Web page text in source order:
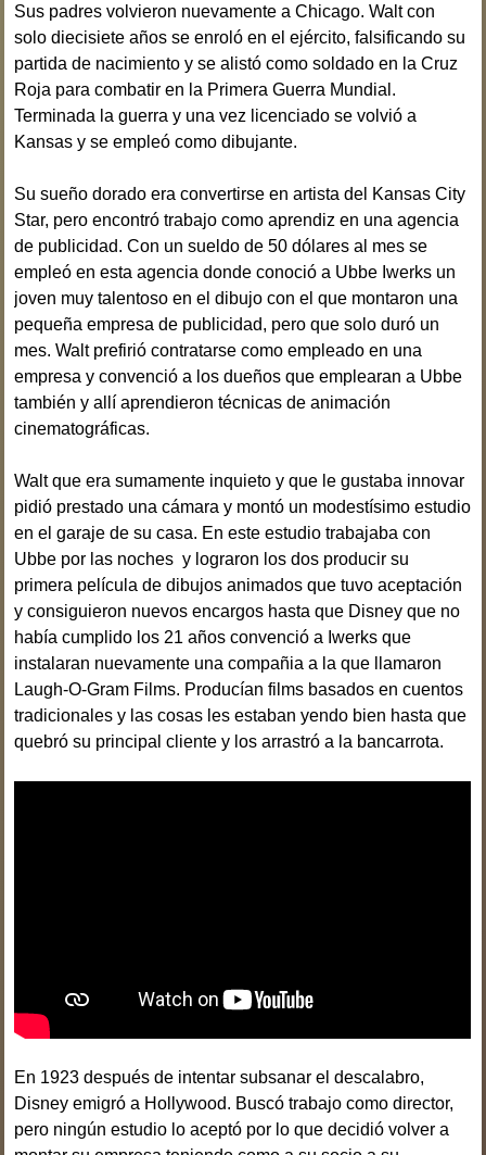
Sus padres volvieron nuevamente a Chicago. Walt con
solo diecisiete años se enroló en el ejército, falsificando su
partida de nacimiento y se alistó como soldado en la Cruz
Roja para combatir en la Primera Guerra Mundial.
Terminada la guerra y una vez licenciado se volvió a
Kansas y se empleó como dibujante.
Su sueño dorado era convertirse en artista del Kansas City
Star, pero encontró trabajo como aprendiz en una agencia
de publicidad. Con un sueldo de 50 dólares al mes se
empleó en esta agencia donde conoció a Ubbe Iwerks un
joven muy talentoso en el dibujo con el que montaron una
pequeña empresa de publicidad, pero que solo duró un
mes. Walt prefirió contratarse como empleado en una
empresa y convenció a los dueños que emplearan a Ubbe
también y allí aprendieron técnicas de animación
cinematográficas.
Walt que era sumamente inquieto y que le gustaba innovar
pidió prestado una cámara y montó un modestísimo estudio
en el garaje de su casa. En este estudio trabajaba con
Ubbe por las noches y lograron los dos producir su
primera película de dibujos animados que tuvo aceptación
y consiguieron nuevos encargos hasta que Disney que no
había cumplido los 21 años convenció a Iwerks que
instalaran nuevamente una compañia a la que llamaron
Laugh-O-Gram Films. Producían films basados en cuentos
tradicionales y las cosas les estaban yendo bien hasta que
quebró su principal cliente y los arrastró a la bancarrota.
En 1923 después de intentar subsanar el descalabro,
Disney emigró a Hollywood. Buscó trabajo como director,
pero ningún estudio lo aceptó por lo que decidió volver a